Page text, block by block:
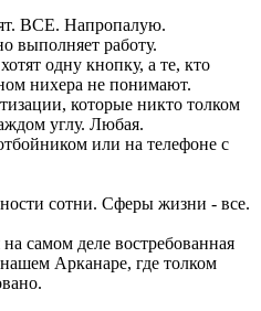
ВСЕ. Напропалую.
выполняет работу.
одну кнопку, а те, кто
нихера не понимают.
которые никто толком
углу. Любая.
или на телефоне с
сотни. Сферы жизни - все.
самом деле востребованная
Арканаре, где толком